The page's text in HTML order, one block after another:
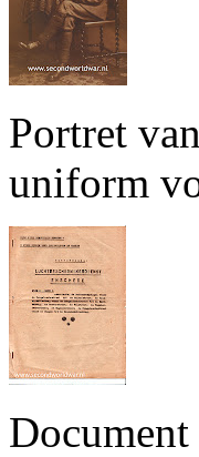
Portret
uniform